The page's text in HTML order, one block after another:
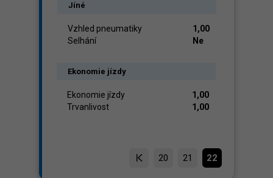
Jíné
Vzhled pneumatiky
1,00
Selhání
Ne
Ekonomie jízdy
Ekonomie jízdy
1,00
Trvanlivost
1,00
20 21 22